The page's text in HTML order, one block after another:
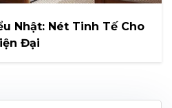
Nhật: Nét Tinh Tế Cho
Đại